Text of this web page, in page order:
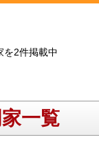
を2件掲載中
一覧